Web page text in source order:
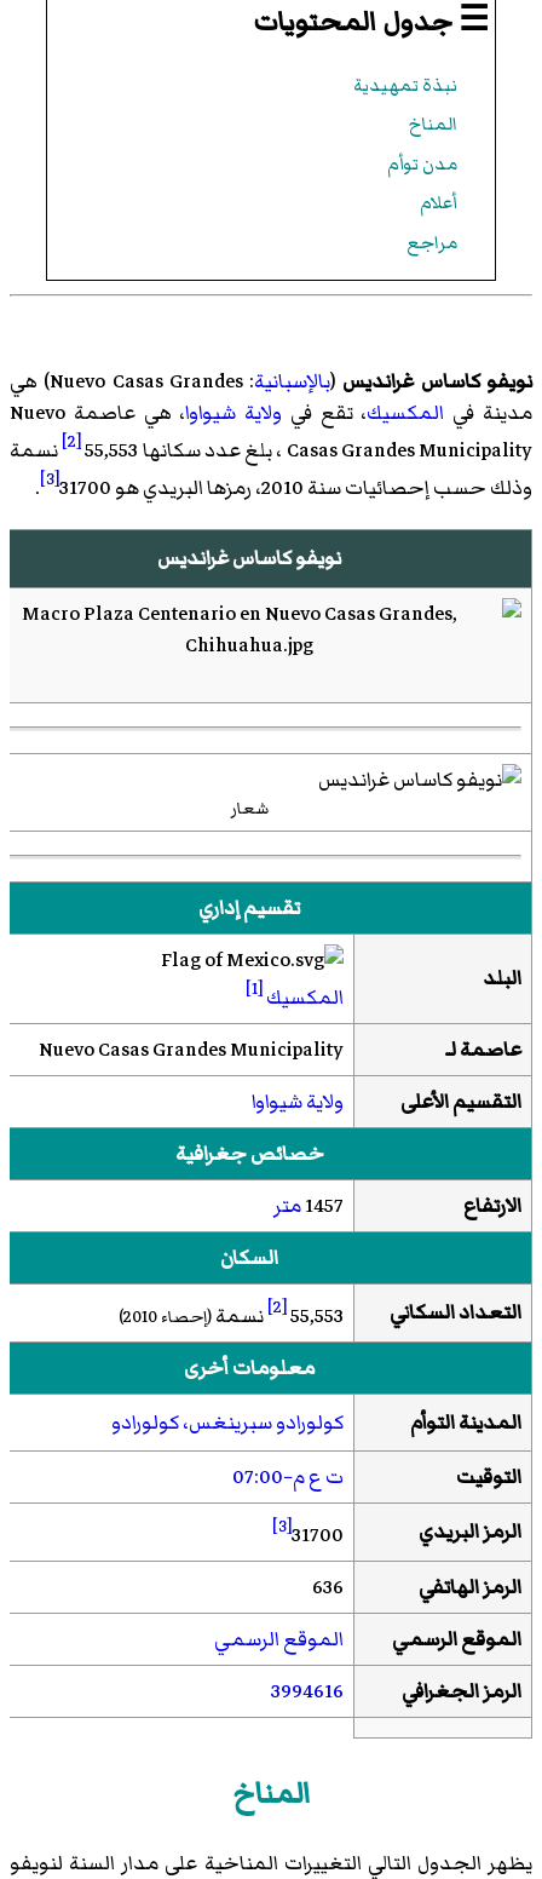
☰ جدول المحتويات
نبذة تمهيدية
المناخ
مدن توأم
أعلام
مراجع
نويفو كاساس غرانديس (بالإسبانية:
Nuevo Casas Grandes)‏ هي
مدينة في المكسيك، تقع في ولاية شيواوا
، هي عاصمة Nuevo
Casas Grandes Municipality ، بلغ عدد سكانها 55,553
[2]
نسمة
وذلك حسب إحصائيات سنة 2010، رمزها البريدي هو 31700
[3]
.
نويفو كاساس غرانديس
شعار
تقسيم إداري
البلد
المكسيك[1]
عاصمة لـ
Nuevo Casas Grandes Municipality
التقسيم الأعلى
ولاية شيواوا
خصائص جغرافية
الارتفاع
1457متر
السكان
التعداد السكاني
55,553
[2] نسمة(إحصاء 2010)
معلومات أخرى
المدينة التوأم
كولورادو سبرينغس، كولورادو
التوقيت
ت ع م−07:00
الرمز البريدي
31700
[3]
الرمز الهاتفي
636
الموقع الرسمي
الموقع الرسمي
الرمز الجغرافي
3994616
المناخ
يظهر الجدول التالي التغييرات المناخية على مدار السنة لنويفو